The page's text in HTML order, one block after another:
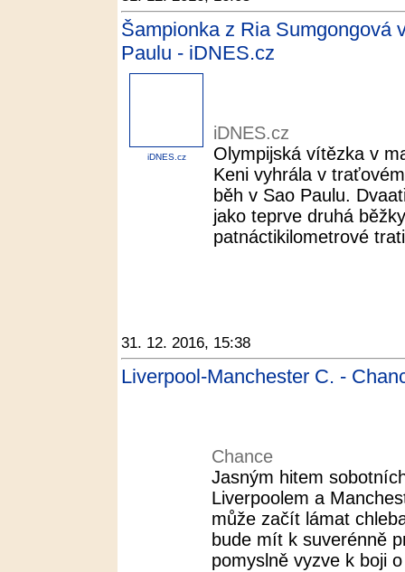
Šampionka z Ria Sumgongová
Paulu - iDNES.cz
iDNES.cz
iDNES.cz
Olympijská vítězka v
Keni vyhrála v
běh v Sao Paulu.
jako teprve druhá
patnáctikilometrové
31. 12. 2016, 15:38
Liverpool-Manchester C. -
Chance
Jasným hitem
Liverpoolem a
může začít lámat
bude mít k suverénně
pomyslně vyzve k boji